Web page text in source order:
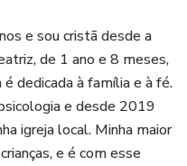
e sou cristã desde a
de 1 ano e 8 meses,
dedicada à família e à fé.
e desde 2019
igreja local. Minha maior
e é com esse